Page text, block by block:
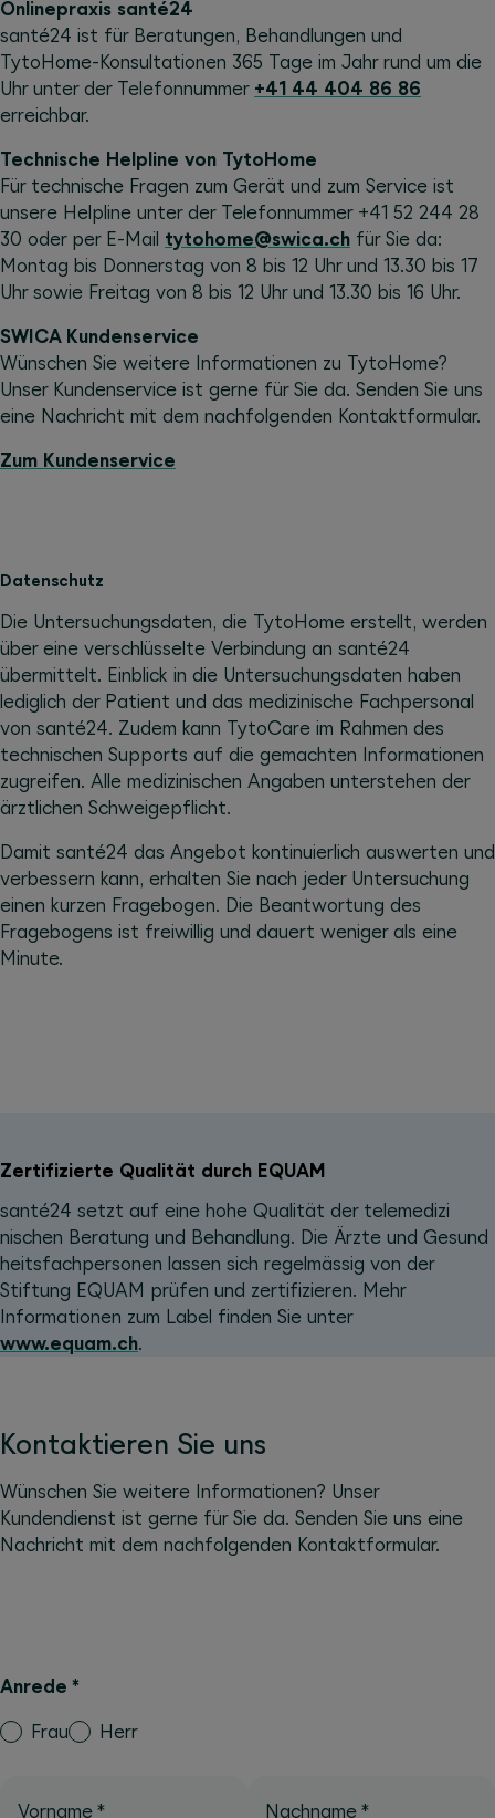
Onlinepraxis santé24
santé24 ist für Beratungen, Behandlungen und
TytoHome-Konsultationen 365 Tage im Jahr rund um die
Uhr unter der Telefonnummer +41 44 404 86 86
erreichbar.
Technische Helpline von TytoHome
Für technische Fragen zum Gerät und zum Service ist
unsere Helpline unter der Telefonnummer +41 52 244 28
30 oder per E-Mail tytohome@swica.ch für Sie da:
Montag bis Donnerstag von 8 bis 12 Uhr und 13.30 bis 17
Uhr sowie Freitag von 8 bis 12 Uhr und 13.30 bis 16 Uhr.
SWICA Kundenservice
Wünschen Sie weitere Informationen zu TytoHome?
Unser Kundenservice ist gerne für Sie da. Senden Sie uns
eine Nachricht mit dem nachfolgenden Kontaktformular.
Zum Kundenservice
Datenschutz
Die Untersuchungsdaten, die TytoHome erstellt, werden
über eine verschlüsselte Verbindung an santé24
übermittelt. Einblick in die Untersuchungsdaten haben
lediglich der Patient und das medizinische Fachpersonal
von santé24. Zudem kann TytoCare im Rahmen des
technischen Supports auf die gemachten Informationen
zugreifen. Alle medizinischen Angaben unterstehen der
ärztlichen Schweigepflicht.
Damit santé24 das Angebot kontinuierlich auswerten und
verbessern kann, erhalten Sie nach jeder Untersuchung
einen kurzen Fragebogen. Die Beantwortung des
Fragebogens ist freiwillig und dauert weniger als eine
Minute.
Zertifizierte Qualität durch EQUAM
santé24 setzt auf eine hohe Qualität der teleme­dizi
nischen Beratung und Behandlung. Die Ärzte und Gesund
heitsfachpersonen lassen sich regelmässig von der
Stiftung EQUAM prüfen und zertifizieren. Mehr
Informationen zum Label finden Sie unter
www.equam.ch.
Kontaktieren Sie uns
Wünschen Sie weitere Informationen? Unser
Kundendienst ist gerne für Sie da. Senden Sie uns eine
Nachricht mit dem nachfolgenden Kontaktformular.
Anrede *
Frau Herr
Vorname * Nachname *